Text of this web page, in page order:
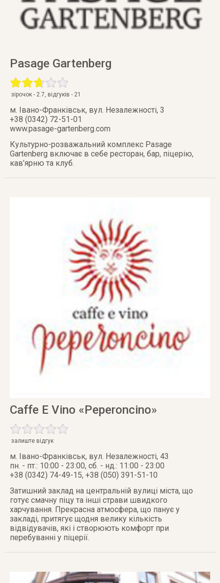
Pasage Gartenberg
зірочок - 2.7, відгуків - 21
м. Івано-Франківськ, вул. Незалежності, 3
+38 (0342) 72-51-01
www.pasage-gartenberg.com
Культурно-розважальний комплекс Pasage
Gartenberg включає в себе ресторан, бар, піцерію,
кав’ярню та клуб.
Caffe E Vino «Peperoncino»
залиште відгук
м. Івано-Франківськ, вул. Незалежності, 43
пн. - пт.: 10:00 - 23:00, сб. - нд.: 11:00 - 23:00
+38 (0342) 74-49-15, +38 (050) 391-51-10
Затишний заклад на центральній вулиці міста, що
готує смачну піцу та інші страви швидкого
харчування. Прекрасна атмосфера, що панує у
закладі, притягує щодня велику кількість
відвідувачів, які і створюють комфорт при
перебуванні у піцерії.